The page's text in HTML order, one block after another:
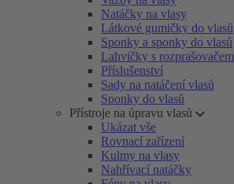
Natáčky na vlasy
Látkové gumičky do vlasů
Sponky a sponky do vlasů
Lahvičky s rozprašovačem
Příslušenství
Sady na natáčení vlasů
Sponky do vlasů
Přístroje na úpravu vlasů
Ukázat vše
Rovnací zařízení
Kulmy na vlasy
Nahřívací natáčky